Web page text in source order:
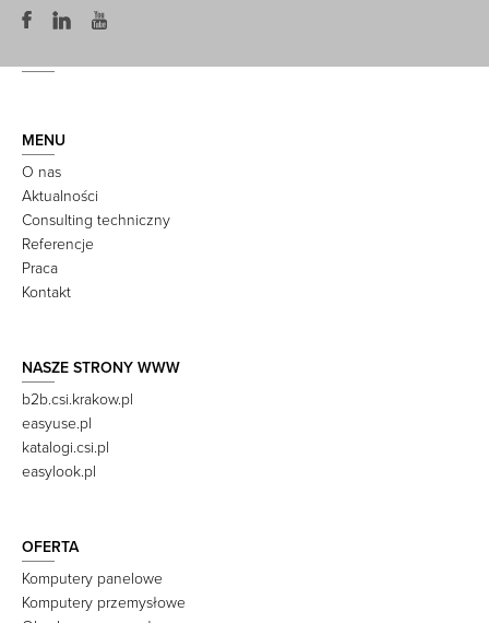
MENU
O nas
Aktualności
Consulting techniczny
Referencje
Praca
Kontakt
NASZE STRONY WWW
b2b.csi.krakow.pl
easyuse.pl
katalogi.csi.pl
easylook.pl
OFERTA
Komputery panelowe
Komputery przemysłowe